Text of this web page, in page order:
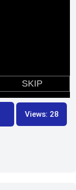
Views: 28